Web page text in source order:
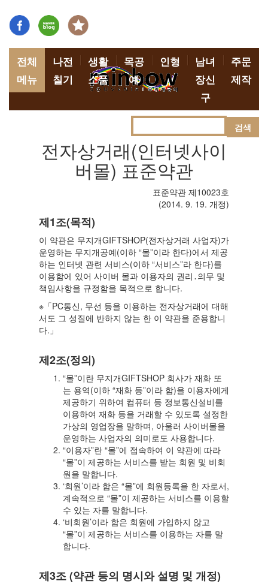
검색
전체
메뉴
나전
칠기
생활
소품
목공
예
인형
남녀
장신
구
주문
제작
전자상거래(인터넷사이
버몰) 표준약관
표준약관 제10023호
(2014. 9. 19. 개정)
제1조(목적)
이 약관은 무지개GIFTSHOP(전자상거래 사업자)가
운영하는 무지개공예(이하 “몰”이라 한다)에서 제공
하는 인터넷 관련 서비스(이하 “서비스”라 한다)를
이용함에 있어 사이버 몰과 이용자의 권리․의무 및
책임사항을 규정함을 목적으로 합니다.
※「PC통신, 무선 등을 이용하는 전자상거래에 대해
서도 그 성질에 반하지 않는 한 이 약관을 준용합니
다.」
제2조(정의)
“몰”이란 무지개GIFTSHOP 회사가 재화 또
는 용역(이하 “재화 등”이라 함)을 이용자에게
제공하기 위하여 컴퓨터 등 정보통신설비를
이용하여 재화 등을 거래할 수 있도록 설정한
가상의 영업장을 말하며, 아울러 사이버몰을
운영하는 사업자의 의미로도 사용합니다.
“이용자”란 “몰”에 접속하여 이 약관에 따라
“몰”이 제공하는 서비스를 받는 회원 및 비회
원을 말합니다.
‘회원’이라 함은 “몰”에 회원등록을 한 자로서,
계속적으로 “몰”이 제공하는 서비스를 이용할
수 있는 자를 말합니다.
‘비회원’이라 함은 회원에 가입하지 않고
“몰”이 제공하는 서비스를 이용하는 자를 말
합니다.
제3조 (약관 등의 명시와 설명 및 개정)